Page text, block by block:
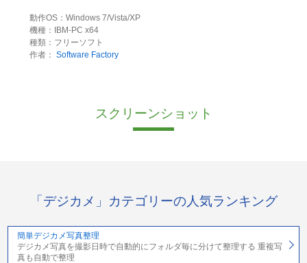
動作OS：Windows 7/Vista/XP
機種：IBM-PC x64
種類：フリーソフト
作者： Software Factory
スクリーンショット
「デジカメ」カテゴリーの人気ランキング
簡単デジカメ写真整理
デジカメ写真を撮影日時で自動的にフォルダ毎に分けて整理する 重複写
真も自動で整理